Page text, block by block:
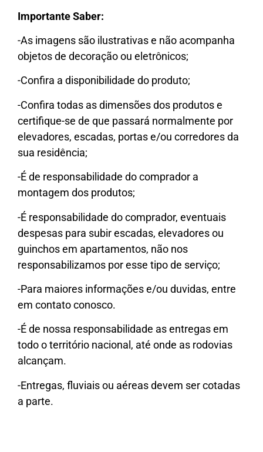
Importante Saber:
-As imagens são ilustrativas e não acompanha
objetos de decoração ou eletrônicos;
-Confira a disponibilidade do produto;
-Confira todas as dimensões dos produtos e
certifique-se de que passará normalmente por
elevadores, escadas, portas e/ou corredores da
sua residência;
-É de responsabilidade do comprador a
montagem dos produtos;
-É responsabilidade do comprador, eventuais
despesas para subir escadas, elevadores ou
guinchos em apartamentos, não nos
responsabilizamos por esse tipo de serviço;
-Para maiores informações e/ou duvidas, entre
em contato conosco.
-É de nossa responsabilidade as entregas em
todo o território nacional, até onde as rodovias
alcançam.
-Entregas, fluviais ou aéreas devem ser cotadas
a parte.